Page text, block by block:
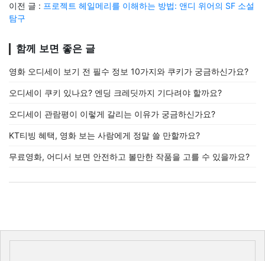
이전 글 : 프로젝트 헤일메리를 이해하는 방법: 앤디 위어의 SF 소설
탐구
함께 보면 좋은 글
영화 오디세이 보기 전 필수 정보 10가지와 쿠키가 궁금하신가요?
오디세이 쿠키 있나요? 엔딩 크레딧까지 기다려야 할까요?
오디세이 관람평이 이렇게 갈리는 이유가 궁금하신가요?
KT티빙 혜택, 영화 보는 사람에게 정말 쓸 만할까요?
무료영화, 어디서 보면 안전하고 볼만한 작품을 고를 수 있을까요?